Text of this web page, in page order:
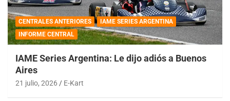
CENTRALES ANTERIORES
IAME SERIES ARGENTINA
INFORME CENTRAL
IAME Series Argentina: Le dijo adiós a Buenos
Aires
21 julio, 2026 E-Kart